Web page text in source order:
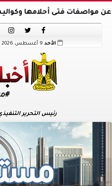
فتى أحلامها وكواليس



الأحد
رئيس التحرير